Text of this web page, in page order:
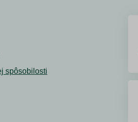
spôsobilosti